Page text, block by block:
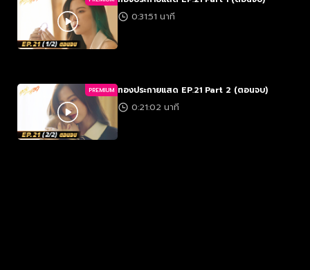
0:31:51 นาที
PREMIUM ทองประกายแสด EP.21 Part 2 (ตอนจบ)
0:21:02 นาที